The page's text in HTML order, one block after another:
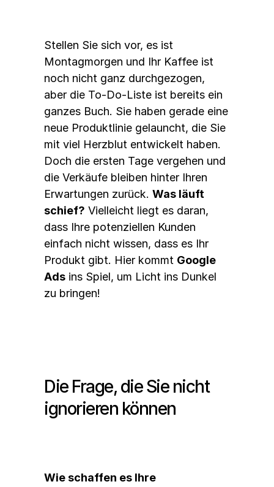
Stellen Sie sich vor, es ist
Montagmorgen und Ihr Kaffee ist
noch nicht ganz durchgezogen,
aber die To-Do-Liste ist bereits ein
ganzes Buch. Sie haben gerade eine
neue Produktlinie gelauncht, die Sie
mit viel Herzblut entwickelt haben.
Doch die ersten Tage vergehen und
die Verkäufe bleiben hinter Ihren
Erwartungen zurück. Was läuft
schief? Vielleicht liegt es daran,
dass Ihre potenziellen Kunden
einfach nicht wissen, dass es Ihr
Produkt gibt. Hier kommt Google
Ads ins Spiel, um Licht ins Dunkel
zu bringen!
Die Frage, die Sie nicht
ignorieren können
Wie schaffen es Ihre